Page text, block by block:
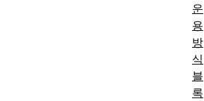
운
용
방
식
블
록